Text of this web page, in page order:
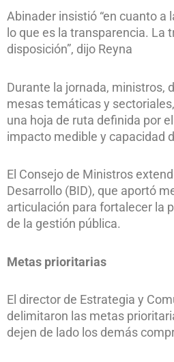
Abinader insistió “en cuanto
lo que es la transparencia. La
disposición”, dijo Reyna
Durante la jornada, ministros,
mesas temáticas y
una hoja de ruta definida por
impacto medible y capacidad
El Consejo de Ministros
Desarrollo (BID), que aportó
articulación para fortalecer la
de la gestión pública.
Metas prioritarias
El director de Estrategia y
delimitaron las metas
dejen de lado los demás